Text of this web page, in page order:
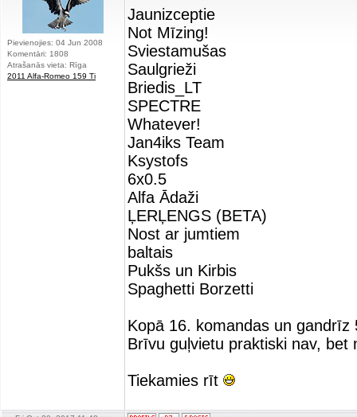
Pievienojies: 04 Jun 2008
Komentāri: 1808
Atrašanās vieta: Rīga
2011 Alfa-Romeo 159 Ti
Jaunizceptie
Not Mīzing!
Sviestamušas
Saulgrieži
Briedis_LT
SPECTRE
Whatever!
Jan4iks Team
Ksystofs
6x0.5
Alfa Ādaži
ĻERĻENGS (BETA)
Nost ar jumtiem
baltais
Pukšs un Kirbis
Spaghetti Borzetti
Kopā 16. komandas un gandrīz
Brīvu guļvietu praktiski nav,
Tiekamies rīt